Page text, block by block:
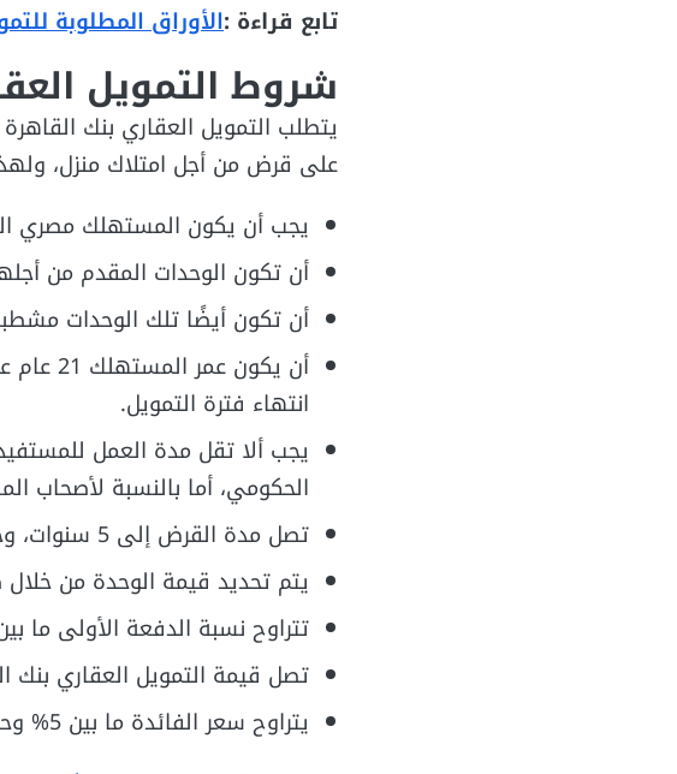
تابع قراءة :الأوراق المطلوبة
شروط التمويل
يتطلب التمويل العقاري بنك
على قرض من أجل امتلاك منزل،
يجب أن يكون المستهلك مصري
أن تكون الوحدات المقدم من
أن تكون أيضًا تلك الوحدات
انتهاء فترة التمويل.
الحكومي، أما بالنسبة لأصحاب
تصل مدة القرض إلى 5 سنوات، وحتى 20 سنة.
يتم تحديد قيمة الوحدة من خلال
تتراوح نسبة الدفعة الأولى ما بين 20% وحتى
تصل قيمة التمويل العقاري بنك القاهرة إلى
يتراوح سعر الفائدة ما بين 5% وحتى 7% طبقًا للمتغيىرات الواردة.